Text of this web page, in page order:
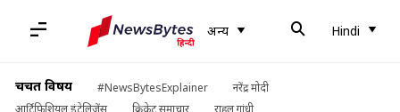
अन्य Hindi
चर्चित विषय #NewsBytesExplainer
नरेंद्र मोदी
आर्टिफिशियल इंटेलिजेंस
क्रिकेट समाचार राहुल गांधी